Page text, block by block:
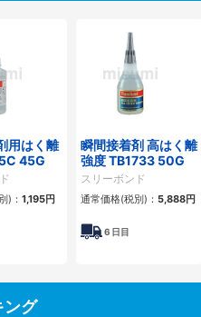
用はく離
45G
)： 1,195円
瞬間接着剤 高はく離
強度 TB1733 50G
スリーボンド
通常価格(税別)： 5,888円
6 日目
ング